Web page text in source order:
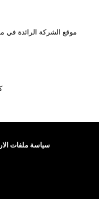
موقع الشركة الرائدة في
سياسة ملفات